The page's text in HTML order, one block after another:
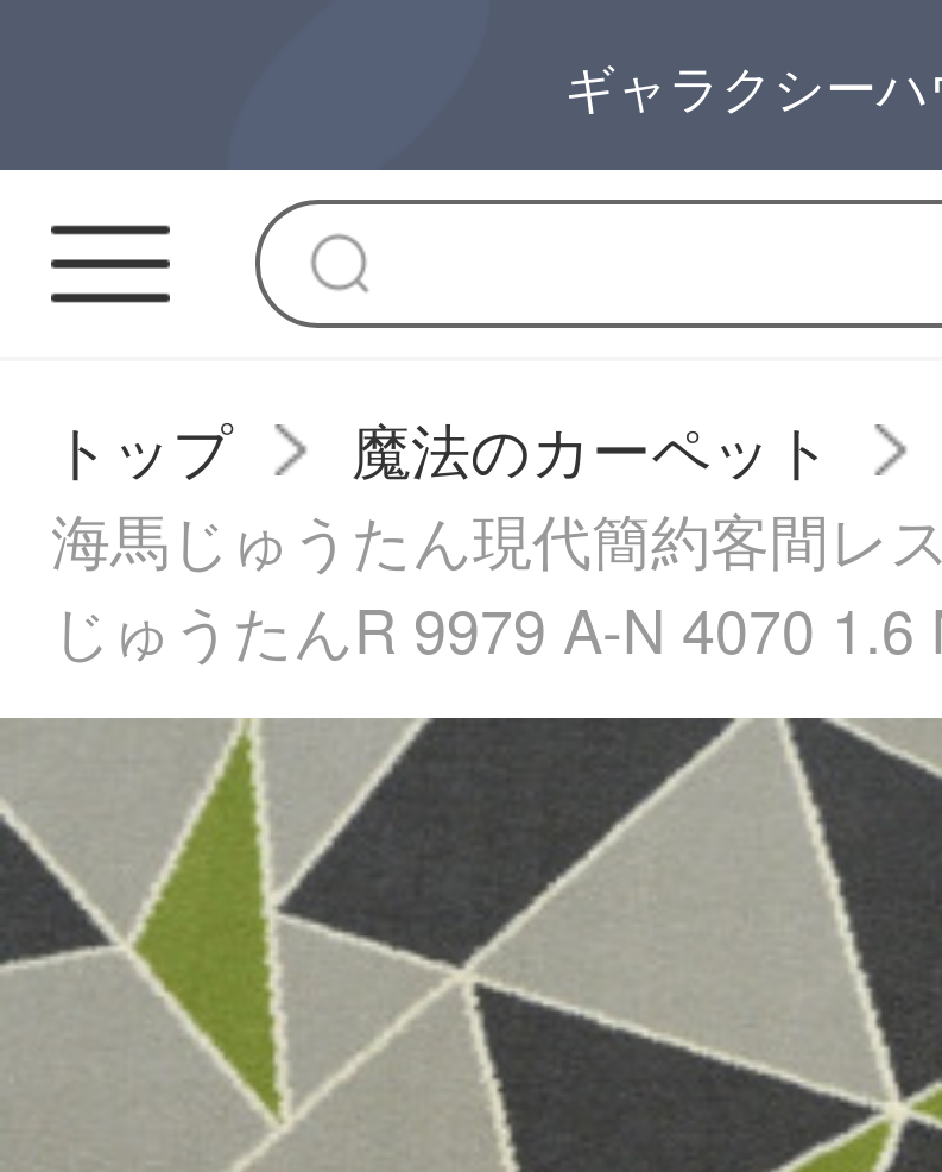
ギャラクシーハ
トップ
魔法のカーペット
海馬じゅうたん現代簡約客間レ
じゅうたんR 9979 A-N 4070 1.6